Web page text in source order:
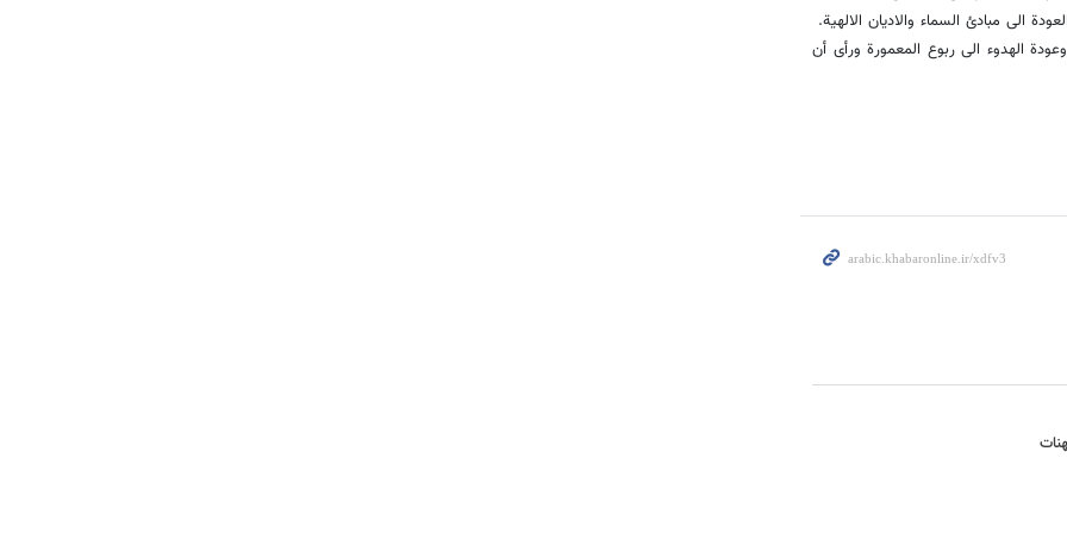
الى مبادئ السماء والادیان الالهیة.
الهدوء الى ربوع المعمورة ورأى أن